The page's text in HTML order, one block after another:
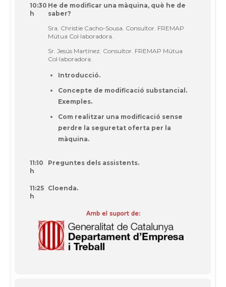
10:30
h
He de modificar una màquina, què he de
saber?
Sra. Christie Cacho-Sousa. Consultor. FREMAP
Mútua Col·laboradora.
Sr. Jesús Martínez. Consultor. FREMAP Mútua
Col·laboradora.
Introducció.
Concepte de modificació substancial.
Exemples.
Com realitzar una modificació sense
perdre la seguretat oferta per la
màquina.
11:10
h
Preguntes dels assistents.
11:25
h
Cloenda.